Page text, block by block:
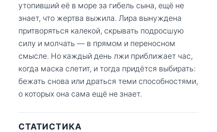
утопивший её в море за гибель сына, ещё не
знает, что жертва выжила. Лира вынуждена
притворяться калекой, скрывать подросшую
силу и молчать — в прямом и переносном
смысле. Но каждый день лжи приближает час,
когда маска слетит, и тогда придётся выбирать:
бежать снова или драться теми способностями,
о которых она сама ещё не знает.
СТАТИСТИКА